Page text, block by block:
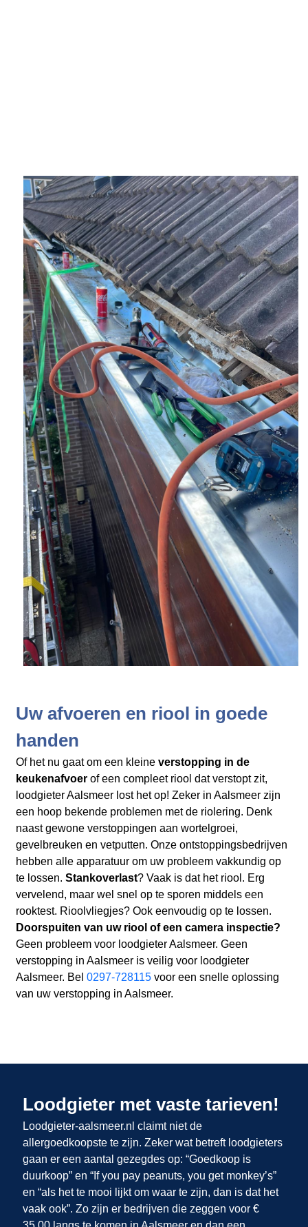
Uw afvoeren en riool in goede
handen
Of het nu gaat om een kleine verstopping in de
keukenafvoerof een compleet riool dat verstopt zit,
loodgieter Aalsmeer lost het op! Zeker in Aalsmeer zijn
een hoop bekende problemen met de riolering. Denk
naast gewone verstoppingen aan wortelgroei,
gevelbreuken en vetputten. Onze ontstoppingsbedrijven
hebben alle apparatuur om uw probleem vakkundig op
te lossen. Stankoverlast? Vaak is dat het riool. Erg
vervelend, maar wel snel op te sporen middels een
rooktest. Rioolvliegjes? Ook eenvoudig op te lossen.
Doorspuiten van uw riool of een camera inspectie?
Geen probleem voor loodgieter Aalsmeer. Geen
verstopping in Aalsmeer is veilig voor loodgieter
Aalsmeer. Bel 0297-728115voor een snelle oplossing
van uw verstopping in Aalsmeer.
Loodgieter met vaste tarieven!
Loodgieter-aalsmeer.nl claimt niet de
allergoedkoopste te zijn. Zeker wat betreft loodgieters
gaan er een aantal gezegdes op: “Goedkoop is
duurkoop” en “If you pay peanuts, you get monkey’s”
en “als het te mooi lijkt om waar te zijn, dan is dat het
vaak ook”. Zo zijn er bedrijven die zeggen voor €